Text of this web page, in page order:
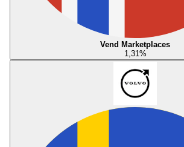
Vend Marketplaces
1,31%